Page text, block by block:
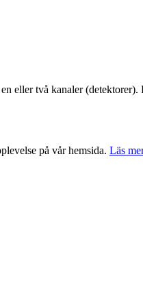
eller två kanaler
på vår hemsida. Läs